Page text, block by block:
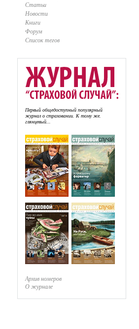
Статьи
Новости
Книги
Форум
Список тегов
Первый общедоступный популярный
журнал о страховании. К тому же,
глянцевый...
Архив номеров
О журнале